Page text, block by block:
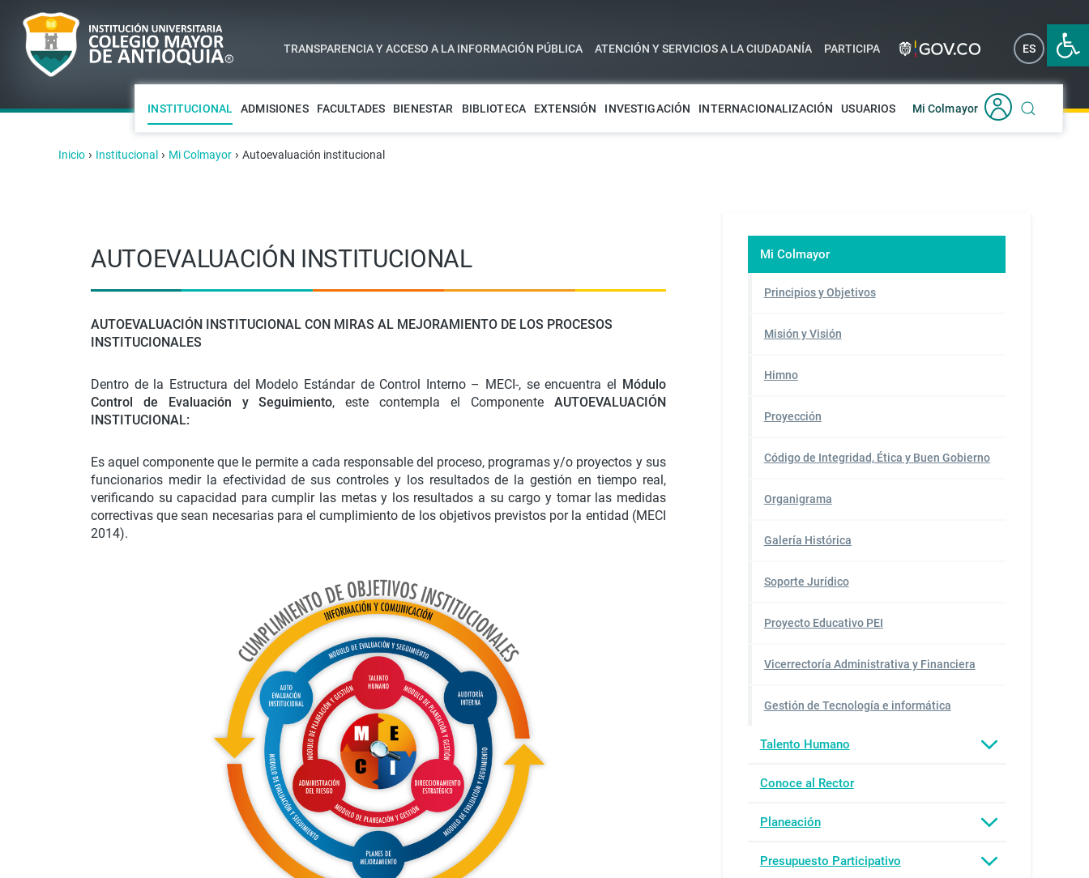
Abrir
TRANSPARENCIA Y ACCESO A LA INFORMACIÓN PÚBLICA ATENCIÓN Y SERVICIOS A LA CIUDADANÍA PARTICIPA ES EN
INSTITUCIONAL ADMISIONES FACULTADES BIENESTAR BIBLIOTECA EXTENSIÓN INVESTIGACIÓN INTERNACIONALIZACIÓN USUARIOS Mi Colmayor
Inicio › Institucional › Mi Colmayor › Autoevaluación institucional
AUTOEVALUACIÓN INSTITUCIONAL
AUTOEVALUACIÓN INSTITUCIONAL CON MIRAS AL MEJORAMIENTO DE LOS PROCESOS
INSTITUCIONALES
Dentro de la Estructura del Modelo Estándar de Control Interno – MECI-, se encuentra el Módulo
Control de Evaluación y Seguimiento, este contempla el Componente AUTOEVALUACIÓN
INSTITUCIONAL:
Es aquel componente que le permite a cada responsable del proceso, programas y/o proyectos y sus
funcionarios medir la efectividad de sus controles y los resultados de la gestión en tiempo real,
verificando su capacidad para cumplir las metas y los resultados a su cargo y tomar las medidas
correctivas que sean necesarias para el cumplimiento de los objetivos previstos por la entidad (MECI
2014).
Mi Colmayor
Principios y Objetivos
Misión y Visión
Himno
Proyección
Código de Integridad, Ética y Buen Gobierno
Organigrama
Galería Histórica
Soporte Jurídico
Proyecto Educativo PEI
Vicerrectoría Administrativa y Financiera
Gestión de Tecnología e informática
Talento Humano
Conoce al Rector
Planeación
Presupuesto Participativo